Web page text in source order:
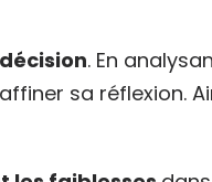
. En
sa réflexion.